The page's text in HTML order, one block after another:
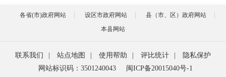
各省(市)政府网站 设区市政府网站
县（市、区）政府网站
本县网站
联系我们 站点地图 使用帮助 评比统计
隐私保护
网站标识码：3501240043
闽ICP备20015040号-1